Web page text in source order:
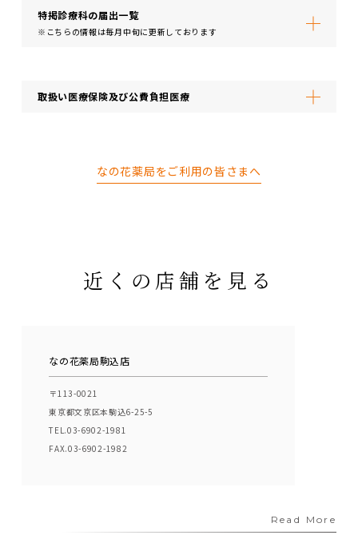
特掲診療科の届出⼀覧
※こちらの情報は毎月中旬に更新しております
取扱い医療保険及び公費負担医療
なの花薬局をご利用の皆さまへ
近くの店舗を見る
なの花薬局駒込店
〒113-0021
東京都文京区本駒込6-25-5
TEL.03-6902-1981
FAX.03-6902-1982
Read More